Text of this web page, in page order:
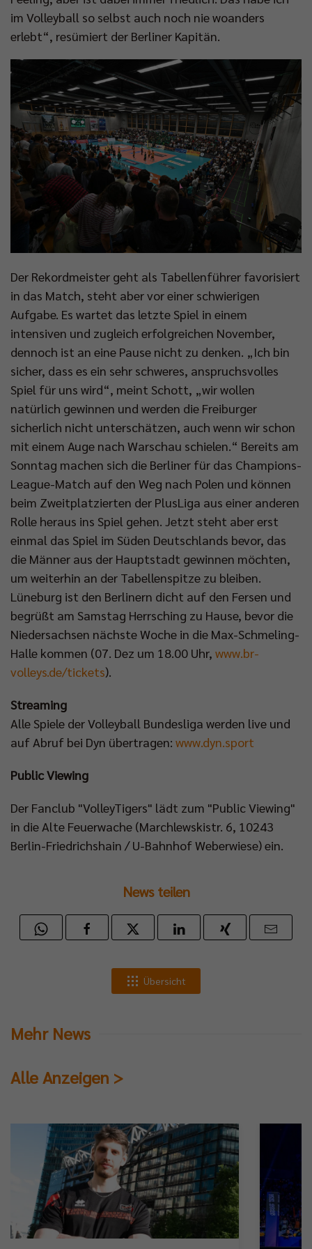
im Volleyball so selbst auch noch nie woanders
erlebt“, resümiert der Berliner Kapitän.
Der Rekordmeister geht als Tabellenführer favorisiert
in das Match, steht aber vor einer schwierigen
Aufgabe. Es wartet das letzte Spiel in einem
intensiven und zugleich erfolgreichen November,
dennoch ist an eine Pause nicht zu denken. „Ich bin
sicher, dass es ein sehr schweres, anspruchsvolles
Spiel für uns wird“, meint Schott, „wir wollen
natürlich gewinnen und werden die Freiburger
sicherlich nicht unterschätzen, auch wenn wir schon
mit einem Auge nach Warschau schielen.“ Bereits am
Sonntag machen sich die Berliner für das Champions-
League-Match auf den Weg nach Polen und können
beim Zweitplatzierten der PlusLiga aus einer anderen
Rolle heraus ins Spiel gehen. Jetzt steht aber erst
einmal das Spiel im Süden Deutschlands bevor, das
die Männer aus der Hauptstadt gewinnen möchten,
um weiterhin an der Tabellenspitze zu bleiben.
Lüneburg ist den Berlinern dicht auf den Fersen und
begrüßt am Samstag Herrsching zu Hause, bevor die
Niedersachsen nächste Woche in die Max-Schmeling-
Halle kommen (07. Dez um 18.00 Uhr, www.br-
volleys.de/tickets).
Streaming
Alle Spiele der Volleyball Bundesliga werden live und
auf Abruf bei Dyn übertragen: www.dyn.sport
Public Viewing
Der Fanclub "VolleyTigers" lädt zum "Public Viewing"
in die Alte Feuerwache (Marchlewskistr. 6, 10243
Berlin-Friedrichshain / U-Bahnhof Weberwiese) ein.
News teilen
Übersicht
Mehr News
Alle Anzeigen >